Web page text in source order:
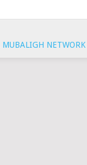
MUBALIGH NETWORK